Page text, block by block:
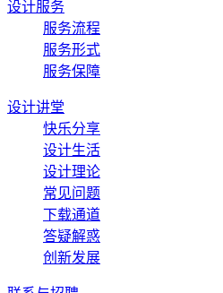
设计服务
服务流程
服务形式
服务保障
设计讲堂
快乐分享
设计生活
设计理论
常见问题
下载通道
答疑解惑
创新发展